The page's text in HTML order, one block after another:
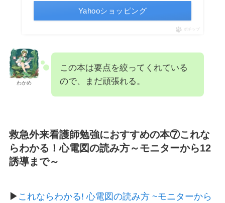
Yahooショッピング
ポチップ
わかめ
この本は要点を絞ってくれている
ので、まだ頑張れる。
救急外来看護師勉強におすすめの本⑦これな
らわかる！心電図の読み方～モニターから12
誘導まで～
▶︎ これならわかる! 心電図の読み方 ~モニターから